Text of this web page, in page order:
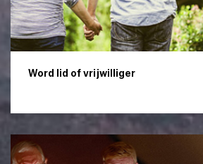
Word lid of vrijwilliger